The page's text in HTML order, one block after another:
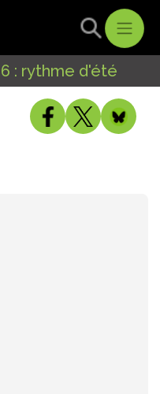
: rythme d'été